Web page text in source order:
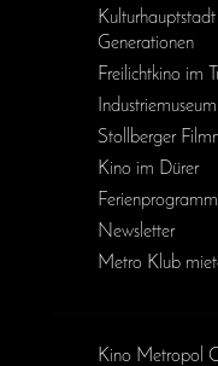
Generationen
Freilichtkino im
Stollberger
Kino im Dürer
Ferienprogramm
Newsletter
Metro Klub
Kino Metropol